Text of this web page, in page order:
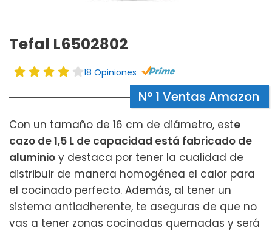
Tefal L6502802
18 Opiniones
Nº 1 Ventas Amazon
Con un tamaño de 16 cm de diámetro, este
cazo de 1,5 L de capacidad está fabricado de
aluminio y destaca por tener la cualidad de
distribuir de manera homogénea el calor para
el cocinado perfecto. Además, al tener un
sistema antiadherente, te aseguras de que no
vas a tener zonas cocinadas quemadas y será